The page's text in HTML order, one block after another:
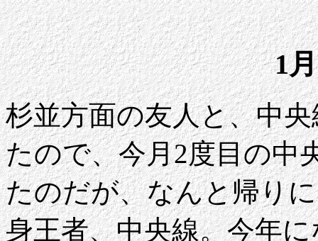
1
杉並方面の友人と、中
たので、今月2度目の中
たのだが、なんと帰り
身王者、中央線。今年